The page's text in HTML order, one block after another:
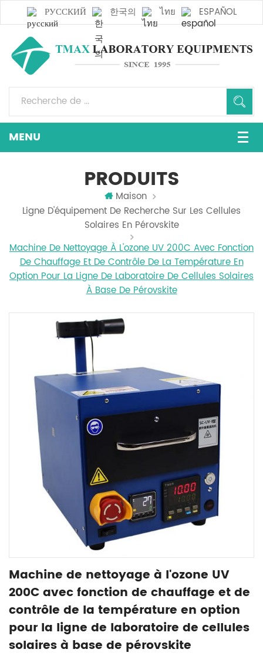
РУССКИЙ 한국의 ไทย ESPAÑOL
PRODUITS
Maison
Ligne D'équipement De Recherche Sur Les Cellules
Solaires En Pérovskite
Machine De Nettoyage À L'ozone UV 200C Avec Fonction
De Chauffage Et De Contrôle De La Température En
Option Pour La Ligne De Laboratoire De Cellules Solaires
À Base De Pérovskite
Machine de nettoyage à l'ozone UV
200C avec fonction de chauffage et de
contrôle de la température en option
pour la ligne de laboratoire de cellules
solaires à base de pérovskite